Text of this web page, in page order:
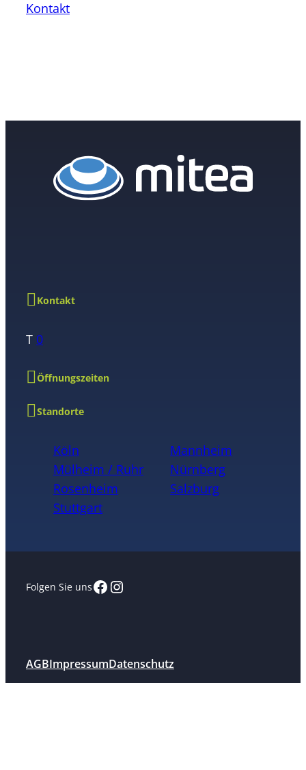
Kontakt
Kontakt
T 0
Öffnungszeiten
Standorte
Köln
Mannheim
Mülheim / Ruhr
Nürnberg
Rosenheim
Salzburg
Stuttgart
Folgen Sie unsFacebook
Instagram
AGBImpressumDatenschutz